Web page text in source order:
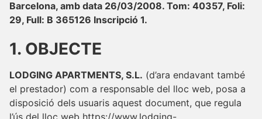
Barcelona, ​​amb data 26/03/2008. Tom: 40357, Foli:
29, Full: B 365126 Inscripció 1.
1. OBJECTE
LODGING APARTMENTS, S.L. (d’ara endavant també
el prestador) com a responsable del lloc web, posa a
disposició dels usuaris aquest document, que regula